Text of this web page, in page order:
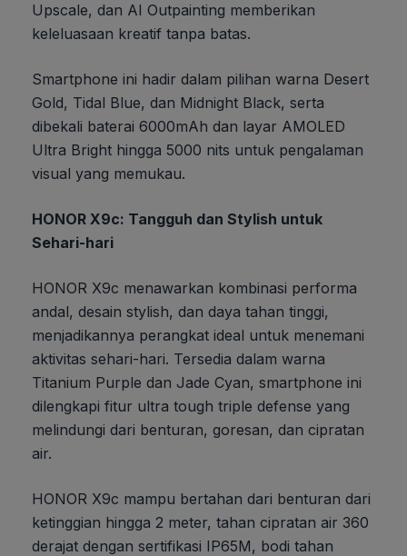
Upscale, dan AI Outpainting memberikan
keleluasaan kreatif tanpa batas.
Smartphone ini hadir dalam pilihan warna Desert
Gold, Tidal Blue, dan Midnight Black, serta
dibekali baterai 6000mAh dan layar AMOLED
Ultra Bright hingga 5000 nits untuk pengalaman
visual yang memukau.
HONOR X9c: Tangguh dan Stylish untuk
Sehari-hari
HONOR X9c menawarkan kombinasi performa
andal, desain stylish, dan daya tahan tinggi,
menjadikannya perangkat ideal untuk menemani
aktivitas sehari-hari. Tersedia dalam warna
Titanium Purple dan Jade Cyan, smartphone ini
dilengkapi fitur ultra tough triple defense yang
melindungi dari benturan, goresan, dan cipratan
air.
HONOR X9c mampu bertahan dari benturan dari
ketinggian hingga 2 meter, tahan cipratan air 360
derajat dengan sertifikasi IP65M, bodi tahan